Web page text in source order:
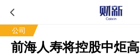
公司
前海人寿将控股中炬